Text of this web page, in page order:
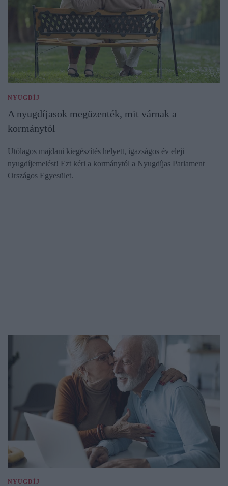
NYUGDÍJ
A nyugdíjasok megüzenték, mit várnak a
kormánytól
Utólagos majdani kiegészítés helyett, igazságos év eleji
nyugdíjemelést! Ezt kéri a kormánytól a Nyugdíjas Parlament
Országos Egyesület.
NYUGDÍJ